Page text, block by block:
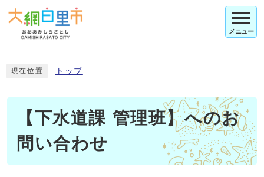
メニュー
現在位置 トップ
【下水道課 管理班】へのお
問い合わせ